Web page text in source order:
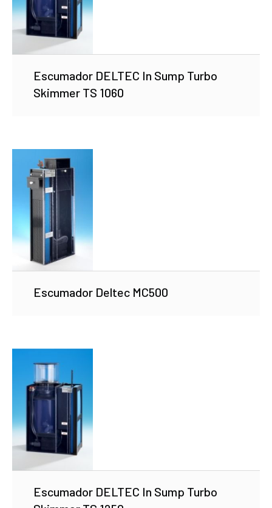
Escumador DELTEC In Sump Turbo
Skimmer TS 1060
Escumador Deltec MC500
Escumador DELTEC In Sump Turbo